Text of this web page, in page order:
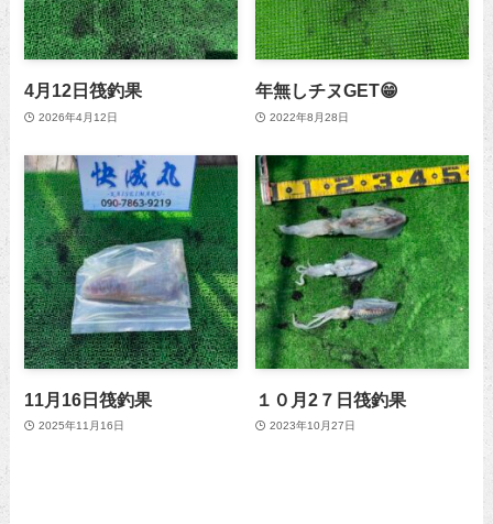
4月12日筏釣果
2026年4月12日
年無しチヌGET😁
2022年8月28日
11月16日筏釣果
2025年11月16日
１０月2７日筏釣果
2023年10月27日